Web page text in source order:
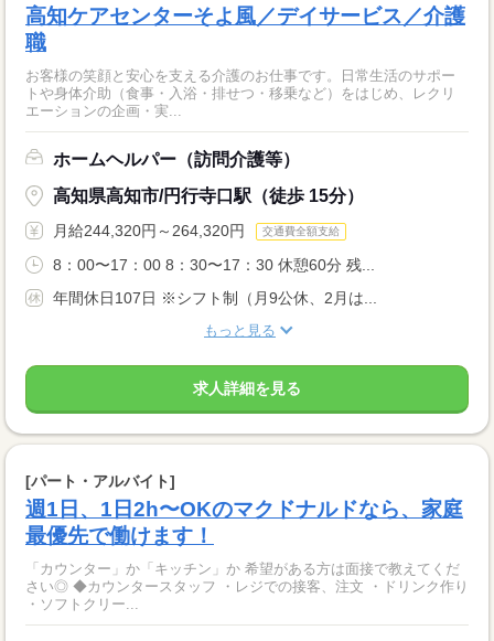
高知ケアセンターそよ風／デイサービス／介護
職
お客様の笑顔と安心を支える介護のお仕事です。日常生活のサポー
トや身体介助（食事・入浴・排せつ・移乗など）をはじめ、レクリ
エーションの企画・実...
ホームヘルパー（訪問介護等）
高知県高知市/円行寺口駅（徒歩 15分）
月給244,320円～264,320円 交通費全額支給
8：00〜17：00 8：30〜17：30 休憩60分 残...
年間休日107日 ※シフト制（月9公休、2月は...
もっと見る
求人詳細を見る
[パート・アルバイト]
週1日、1日2h〜OKのマクドナルドなら、家庭
最優先で働けます！
「カウンター」か「キッチン」か 希望がある方は面接で教えてくだ
さい◎ ◆カウンタースタッフ ・レジでの接客、注文 ・ドリンク作り
・ソフトクリー...